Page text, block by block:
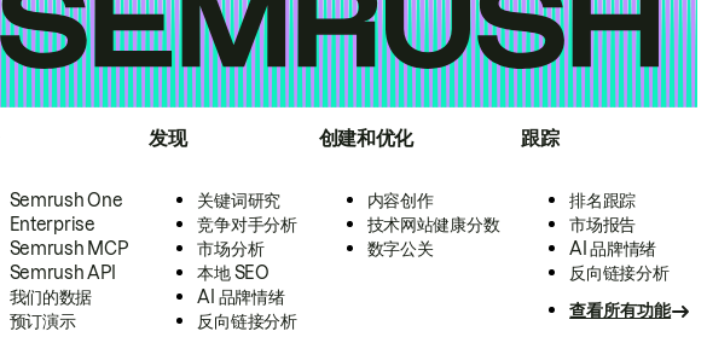
Semrush One
Enterprise
Semrush MCP
Semrush API
我们的数据
预订演示
发现
关键词研究
竞争对手分析
市场分析
本地 SEO
AI 品牌情绪
反向链接分析
创建和优化
内容创作
技术网站健康分数
数字公关
跟踪
排名跟踪
市场报告
AI 品牌情绪
反向链接分析
查看所有功能